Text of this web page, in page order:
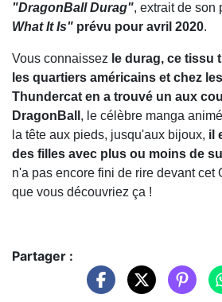
"DragonBall Durag", extrait de son
What It Is" prévu pour avril 2020.
Vous connaissez le durag, ce tissu
les quartiers américains et chez
Thundercat en a trouvé un aux
DragonBall , le célèbre manga
la tête aux pieds, jusqu'aux bijoux, il
des filles avec plus ou moins de
n'a pas encore fini de rire devant cet
que vous découvriez ça !
Partager :